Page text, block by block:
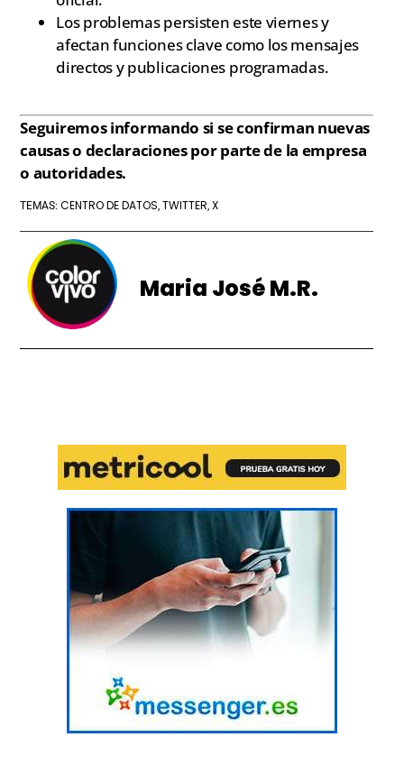
Los problemas persisten este viernes y
afectan funciones clave como los mensajes
directos y publicaciones programadas.
Seguiremos informando si se confirman nuevas
causas o declaraciones por parte de la empresa
o autoridades.
TEMAS:CENTRO DE DATOS ,TWITTER ,X
Maria José M.R.